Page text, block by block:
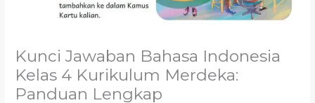
Kunci Jawaban Bahasa Indonesia
Kelas 4 Kurikulum Merdeka:
Panduan Lengkap